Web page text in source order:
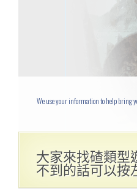
大家來找碴類型
不到的話可以按